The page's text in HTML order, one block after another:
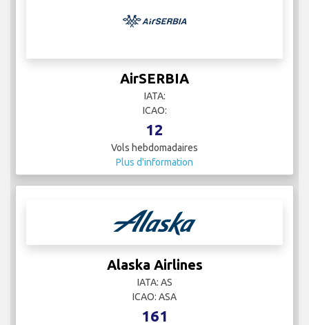
AirSERBIA
IATA:
ICAO:
12
Vols hebdomadaires
Plus d'information
Alaska Airlines
IATA: AS
ICAO: ASA
161